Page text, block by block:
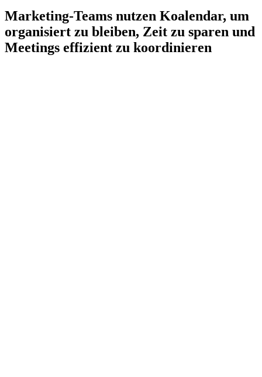
Marketing-Teams nutzen Koalendar, um
organisiert zu bleiben, Zeit zu sparen und
Meetings effizient zu koordinieren